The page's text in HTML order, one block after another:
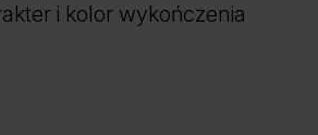
i kolor wykończenia